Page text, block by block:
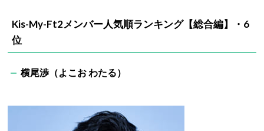
Kis-My-Ft2メンバー人気順ランキング【総合編】・6
位
横尾渉（よこお わたる）